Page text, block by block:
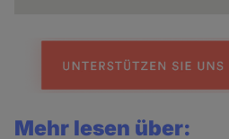
Mehr lesen über: